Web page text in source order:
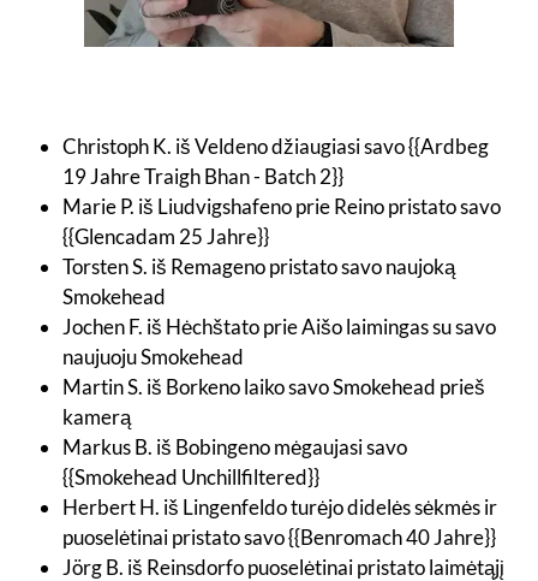
Christoph K. iš Veldeno džiaugiasi savo {{Ardbeg
19 Jahre Traigh Bhan - Batch 2}}
Marie P. iš Liudvigshafeno prie Reino pristato savo
{{Glencadam 25 Jahre}}
Torsten S. iš Remageno pristato savo naujoką
Smokehead
Jochen F. iš Hėchštato prie Aišo laimingas su savo
naujuoju Smokehead
Martin S. iš Borkeno laiko savo Smokehead prieš
kamerą
Markus B. iš Bobingeno mėgaujasi savo
{{Smokehead Unchillfiltered}}
Herbert H. iš Lingenfeldo turėjo didelės sėkmės ir
puoselėtinai pristato savo {{Benromach 40 Jahre}}
Jörg B. iš Reinsdorfo puoselėtinai pristato laimėtąjį